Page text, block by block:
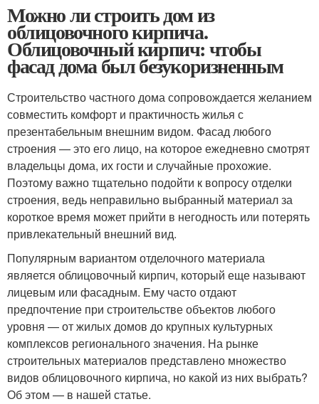
Можно ли строить дом из
облицовочного кирпича.
Облицовочный кирпич: чтобы
фасад дома был безукоризненным
Строительство частного дома сопровождается желанием
совместить комфорт и практичность жилья с
презентабельным внешним видом. Фасад любого
строения — это его лицо, на которое ежедневно смотрят
владельцы дома, их гости и случайные прохожие.
Поэтому важно тщательно подойти к вопросу отделки
строения, ведь неправильно выбранный материал за
короткое время может прийти в негодность или потерять
привлекательный внешний вид.
Популярным вариантом отделочного материала
является облицовочный кирпич, который еще называют
лицевым или фасадным. Ему часто отдают
предпочтение при строительстве объектов любого
уровня — от жилых домов до крупных культурных
комплексов регионального значения. На рынке
строительных материалов представлено множество
видов облицовочного кирпича, но какой из них выбрать?
Об этом — в нашей статье.